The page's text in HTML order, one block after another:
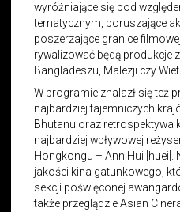
wyróżniające się pod
tematycznym, poruszające
poszerzające granice
rywalizować będą produkcje
Bangladeszu, Malezji czy
W programie znalazł się też
najbardziej tajemniczych
Bhutanu oraz retrospektywa
najbardziej wpływowej
Hongkongu – Ann Hui [huei].
jakości kina gatunkowego,
sekcji poświęconej
także przeglądzie Asian